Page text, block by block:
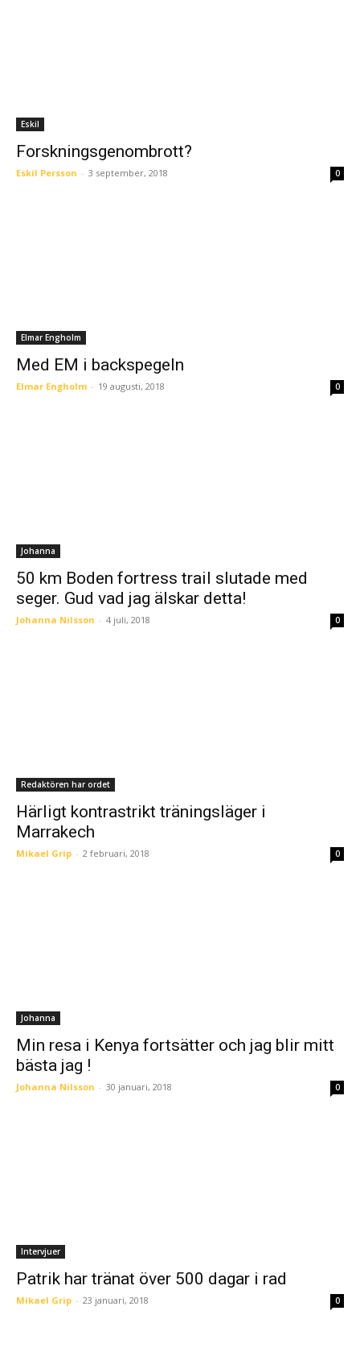
Eskil
Forskningsgenombrott?
Eskil Persson - 3 september, 2018 0
Elmar Engholm
Med EM i backspegeln
Elmar Engholm - 19 augusti, 2018 0
Johanna
50 km Boden fortress trail slutade med
seger. Gud vad jag älskar detta!
Johanna Nilsson - 4 juli, 2018 0
Redaktören har ordet
Härligt kontrastrikt träningsläger i
Marrakech
Mikael Grip - 2 februari, 2018 0
Johanna
Min resa i Kenya fortsätter och jag blir mitt
bästa jag !
Johanna Nilsson - 30 januari, 2018 0
Intervjuer
Patrik har tränat över 500 dagar i rad
Mikael Grip - 23 januari, 2018 0